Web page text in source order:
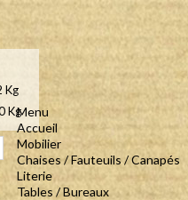
Kg
KgMenu
Accueil
Mobilier
Chaises / Fauteuils / Canapés
Literie
Tables / Bureaux